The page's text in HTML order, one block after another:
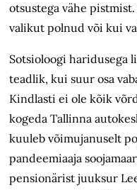
otsustega vähe
valikut polnud või kui
Sotsioloogiharidusega
teadlik, kui suur osa
Kindlasti ei ole kõik
kogeda Tallinna
kuuleb võimujanuselt
pandeemiaaja
pensionärist juuksur